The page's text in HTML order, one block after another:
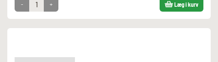
- + Læg i kurv